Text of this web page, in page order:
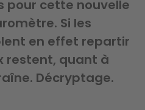
pour cette nouvelle
Si les
en effet repartir
restent, quant à
Décryptage.